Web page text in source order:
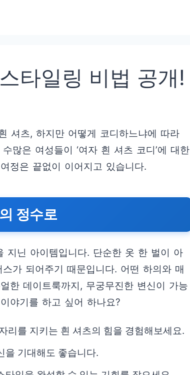
타일링 비법 공개!
셔츠, 하지만 어떻게 코디하느냐에 따라
많은 여성들이 ‘여자 흰 셔츠 코디’에 대한
정은 끝없이 이어지고 있습니다.
정수로
지닌 아이템입니다. 단순한 옷 한 벌이 아
가 되어주기 때문입니다. 어떤 하의와 매
한 데이트룩까지, 무궁무진한 변신이 가능
야기를 하고 싶어 하나요?
리를 지키는 흰 셔츠의 힘을 경험해보세요.
을 기대해도 좋습니다.